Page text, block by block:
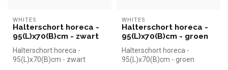
WHITES
Halterschort horeca -
95(L)x70(B)cm - zwart
Halterschort horeca -
95(L)x70(B)cm - zwart
WHITES
Halterschort horeca -
95(L)x70(B)cm - groen
Halterschort horeca -
95(L)x70(B)cm - groen